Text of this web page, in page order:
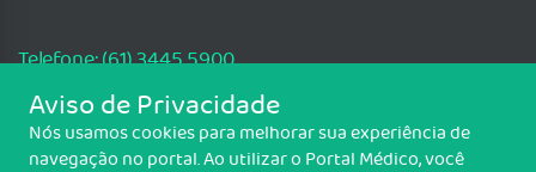
Telefone: (61) 3445 5900
Email: cfm@portalmedico.org.br
SGAS 616, Conjunto D, Lote 115, L2 Sul, Brasília/DF - CEP: 70200-760 -
CNPJ: 33.583.550/0001-30
Aviso de Privacidade
Nós usamos cookies para melhorar sua experiência de
navegação no portal. Ao utilizar o Portal Médico, você